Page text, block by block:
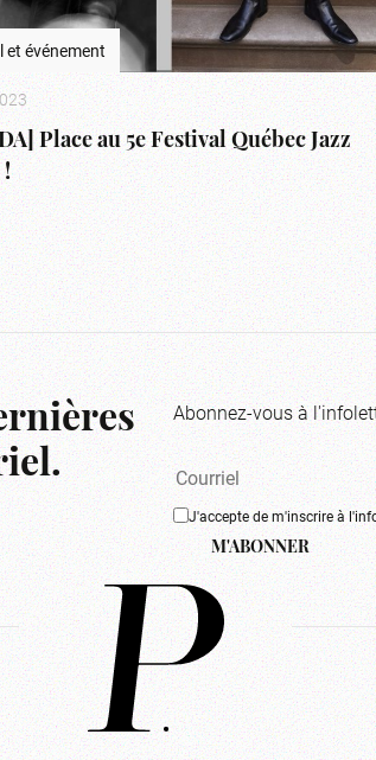
et événement
Place au 5e Festival Québec Jazz
!
Abonnez-vous à
J'accepte de m'inscrire à
M'ABONNER